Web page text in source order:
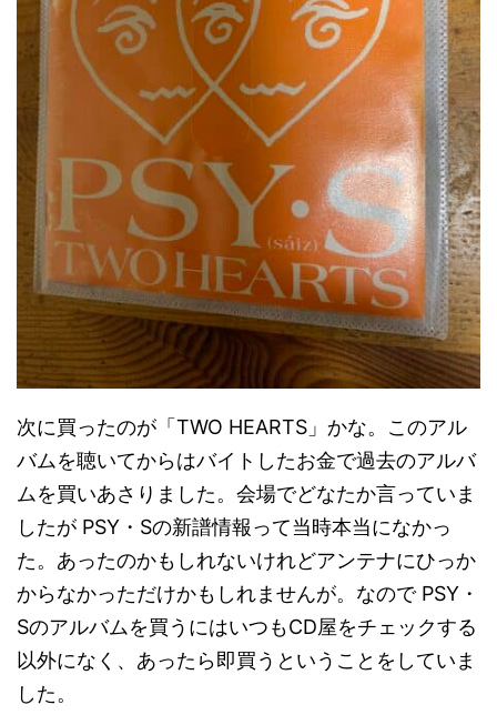
次に買ったのが「TWO HEARTS」かな。このアル
バムを聴いてからはバイトしたお金で過去のアルバ
ムを買いあさりました。会場でどなたか言っていま
したが PSY・Sの新譜情報って当時本当になかっ
た。あったのかもしれないけれどアンテナにひっか
からなかっただけかもしれませんが。なので PSY・
Sのアルバムを買うにはいつもCD屋をチェックする
以外になく、あったら即買うということをしていま
した。